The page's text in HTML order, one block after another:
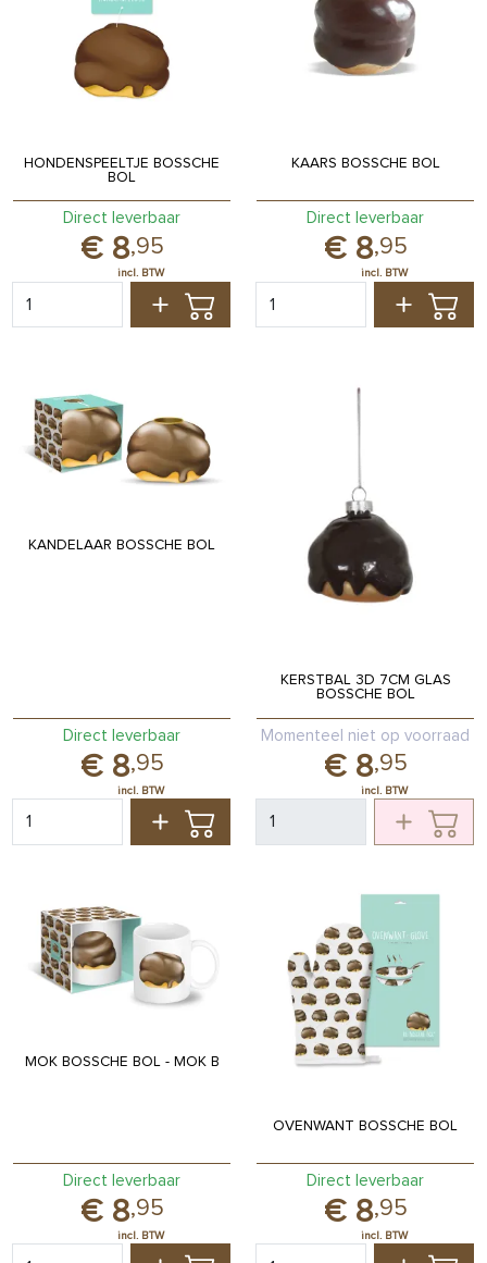
HONDENSPEELTJE BOSSCHE
BOL
8,95
Direct leverbaar
KAARS BOSSCHE BOL
8,95
Direct leverbaar
KANDELAAR BOSSCHE BOL
8,95
Direct leverbaar
KERSTBAL 3D 7CM GLAS
BOSSCHE BOL
8,95
Momenteel niet op voorraad
MOK BOSSCHE BOL - MOK B
8,95
Direct leverbaar
OVENWANT BOSSCHE BOL
8,95
Direct leverbaar